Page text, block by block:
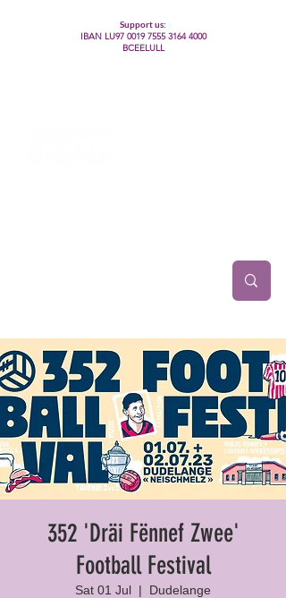
Support us:
IBAN LU97 0019 7555 3164 4000
BCEELULL
352 'Dräi Fënnef Zwee'
Football Festival
Sat 01 Jul
  |
Dudelange